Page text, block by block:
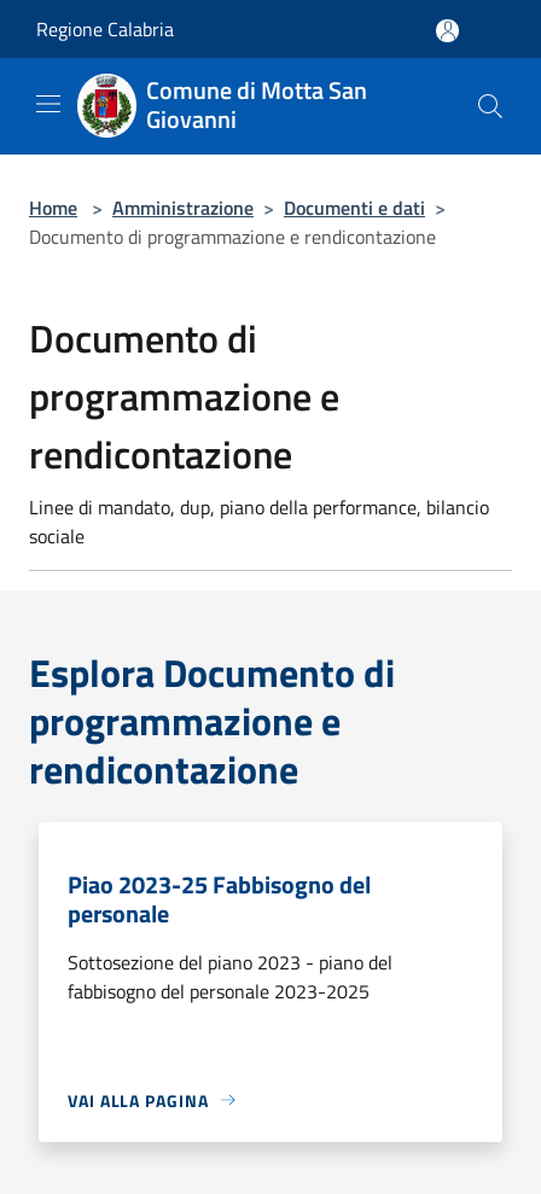
Regione Calabria
Comune di Motta San
Giovanni
Home > Amministrazione > Documenti e dati >
Documento di programmazione e rendicontazione
Documento di
programmazione e
rendicontazione
Linee di mandato, dup, piano della performance, bilancio
sociale
Esplora Documento di
programmazione e
rendicontazione
Piao 2023-25 Fabbisogno del
personale
Sottosezione del piano 2023 - piano del
fabbisogno del personale 2023-2025
VAI ALLA PAGINA